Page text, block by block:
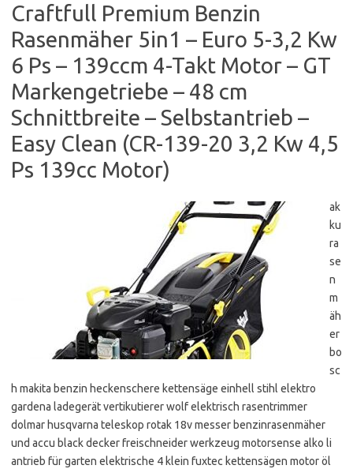
Craftfull Premium Benzin
Rasenmäher 5in1 – Euro 5-3,2 Kw
6 Ps – 139ccm 4-Takt Motor – GT
Markengetriebe – 48 cm
Schnittbreite – Selbstantrieb –
Easy Clean (CR-139-20 3,2 Kw 4,5
Ps 139cc Motor)
ak
ku
ra
se
n
m
äh
er
bo
sc
h makita benzin heckenschere kettensäge einhell stihl elektro
gardena ladegerät vertikutierer wolf elektrisch rasentrimmer
dolmar husqvarna teleskop rotak 18v messer benzinrasenmäher
und accu black decker freischneider werkzeug motorsense alko li
antrieb für garten elektrische 4 klein fuxtec kettensägen motor öl